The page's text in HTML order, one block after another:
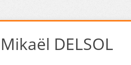
Mikaël DELSOL